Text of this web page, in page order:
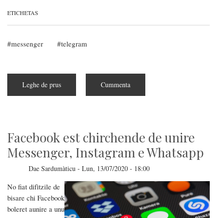
ETICHETAS
messenger telegram
Leghe de prus
arribbadas
Telegram
Cummenta
Facebook est chirchende de unire
Messenger, Instagram e Whatsapp
Dae Sardumàticu - Lun, 13/07/2020 - 18:00
No fiat difìtzile de
bisare chi Facebook
boleret aunire a unu